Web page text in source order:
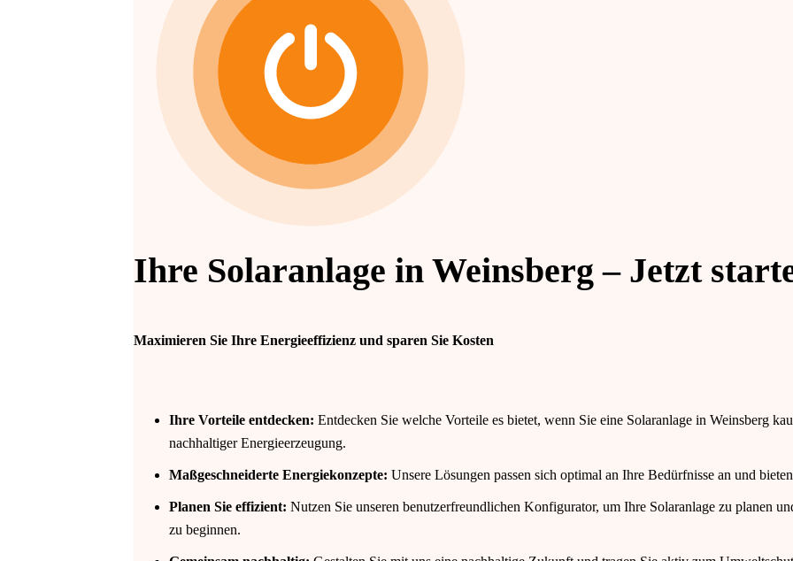
Ihre Solaranlage in Weinsberg – Jetzt
Maximieren Sie Ihre Energieeffizienz und sparen Sie Kosten
Ihre Vorteile entdecken: Entdecken Sie welche Vorteile es bietet, wenn Sie eine Solaranlage in Weinsberg
nachhaltiger Energieerzeugung.
Maßgeschneiderte Energiekonzepte: Unsere Lösungen passen sich optimal an Ihre Bedürfnisse an und
Planen Sie effizient: Nutzen Sie unseren benutzerfreundlichen Konfigurator, um Ihre Solaranlage zu planen
zu beginnen.